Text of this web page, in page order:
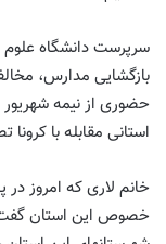
سرپرست دانشگاه علوم
بازگشایی مدارس،
حضوری از نیمه شهریور
استانی مقابله با
خانم لاری که امروز در
خصوص این استان